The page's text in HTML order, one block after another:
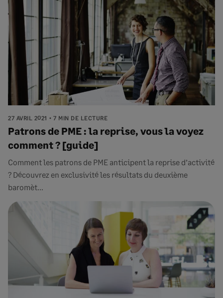
27 AVRIL 2021 7 MIN DE LECTURE
Patrons de PME : la reprise, vous la voyez
comment ? [guide]
Comment les patrons de PME anticipent la reprise d’activité
? Découvrez en exclusivité les résultats du deuxième
baromèt...